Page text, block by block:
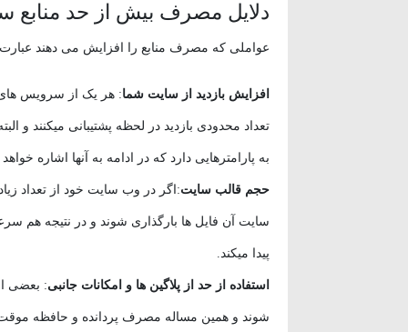
دلایل مصرف بیش از حد منابع
عواملی که مصرف منابع را افزایش می دهند عبارت
افزایش بازدید از سایت شما: هر یک از سرویس های
تعداد محدودی بازدید در لحظه پشتیبانی میکنند و
به پارامترهایی دارد که در ادامه به آنها اشاره
حجم قالب سایت:اگر در وب سایت خود از تعداد
سایت آن فایل ها بارگذاری شوند و در نتیجه هم
پیدا میکند.
استفاده از حد از پلاگین ها و امکانات جانبی: بعضی
شوند و همین مساله مصرف پردانده و حافظه موقت